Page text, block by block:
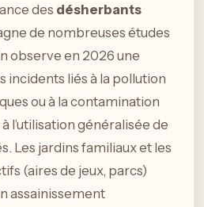
des désherbants
de nombreuses études
observe en 2026 une
incidents liés à la pollution
ou à la contamination
l’utilisation généralisée de
Les jardins familiaux et les
(aires de jeux, parcs)
assainissement